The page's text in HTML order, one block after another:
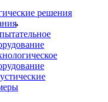
решения